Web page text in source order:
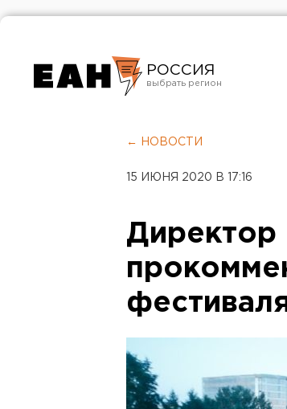
РОССИЯ
Челябинск
← НОВОСТИ
15 ИЮНЯ 2020 В 17:16
Директор